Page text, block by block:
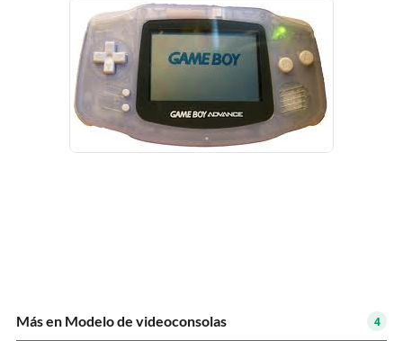
Más en Modelo de videoconsolas 4